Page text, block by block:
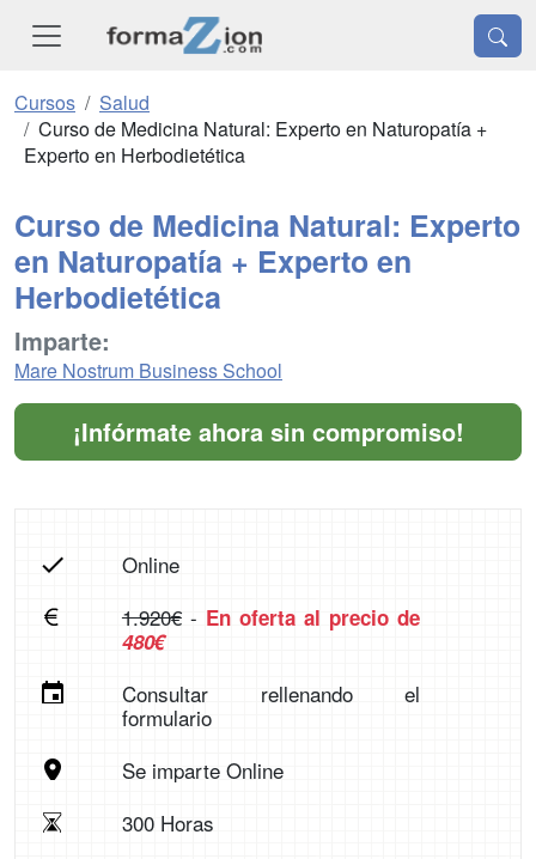
Cursos
Salud
Curso de Medicina Natural: Experto en Naturopatía +
Experto en Herbodietética
Curso de Medicina Natural: Experto
en Naturopatía + Experto en
Herbodietética
Imparte:
Mare Nostrum Business School
¡Infórmate ahora sin compromiso!
Online
1.920€- En oferta al precio de
480€
Consultar rellenando el
formulario
Se imparte Online
300 Horas